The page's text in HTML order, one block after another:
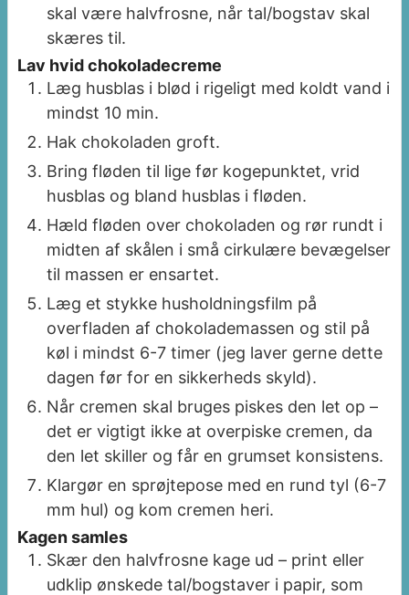
skal være halvfrosne, når tal/bogstav skal
skæres til.
Lav hvid chokoladecreme
Læg husblas i blød i rigeligt med koldt vand i
mindst 10 min.
Hak chokoladen groft.
Bring fløden til lige før kogepunktet, vrid
husblas og bland husblas i fløden.
Hæld fløden over chokoladen og rør rundt i
midten af skålen i små cirkulære bevægelser
til massen er ensartet.
Læg et stykke husholdningsfilm på
overfladen af chokolademassen og stil på
køl i mindst 6-7 timer (jeg laver gerne dette
dagen før for en sikkerheds skyld).
Når cremen skal bruges piskes den let op –
det er vigtigt ikke at overpiske cremen, da
den let skiller og får en grumset konsistens.
Klargør en sprøjtepose med en rund tyl (6-7
mm hul) og kom cremen heri.
Kagen samles
Skær den halvfrosne kage ud – print eller
udklip ønskede tal/bogstaver i papir, som